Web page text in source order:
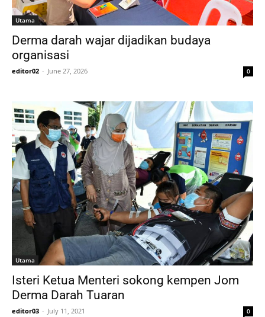
Utama
Derma darah wajar dijadikan budaya
organisasi
editor02 - June 27, 2026 0
Utama
Isteri Ketua Menteri sokong kempen Jom
Derma Darah Tuaran
editor03 - July 11, 2021 0